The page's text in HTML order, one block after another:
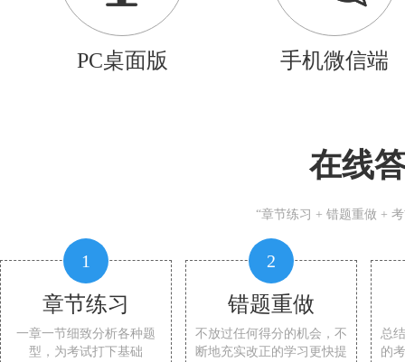
PC桌面版 手机微信端
在线
“章节练习 + 错题重做 +
1
章节练习
一章一节细致分析各种题
型，为考试打下基础
2
错题重做
不放过任何得分的机会，不
断地充实改正的学习更快提
总
的